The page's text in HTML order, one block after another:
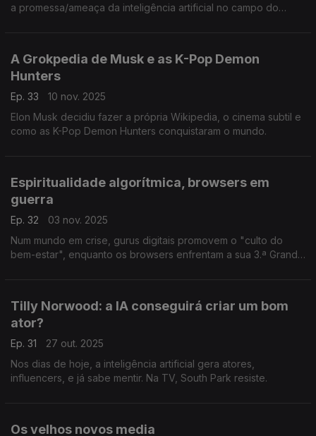
a promessa/ameaça da inteligência artificial no campo do
A Grokpedia de Musk e as K-Pop Demon
Hunters
Ep. 33
10 nov. 2025
Elon Musk decidiu fazer a própria Wikipedia, o cinema subtil e
como as K-Pop Demon Hunters conquistaram o mundo.
Espiritualidade algorítmica, browsers em
guerra
Ep. 32
03 nov. 2025
Num mundo em crise, gurus digitais promovem o "culto do
bem-estar", enquanto os browsers enfrentam a sua 3.ª Grande
Tilly Norwood: a IA conseguirá criar um bom
ator?
Ep. 31
27 out. 2025
Nos dias de hoje, a inteligência artificial gera atores,
influencers, e já sabe mentir. Na TV, South Park resiste.
Os velhos novos media